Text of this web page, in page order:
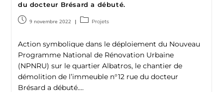
du docteur Brésard a débuté.
9 novembre 2022 Projets
Action symbolique dans le déploiement du Nouveau
Programme National de Rénovation Urbaine
(NPNRU) sur le quartier Albatros, le chantier de
démolition de l’immeuble n°12 rue du docteur
Brésard a débuté.…